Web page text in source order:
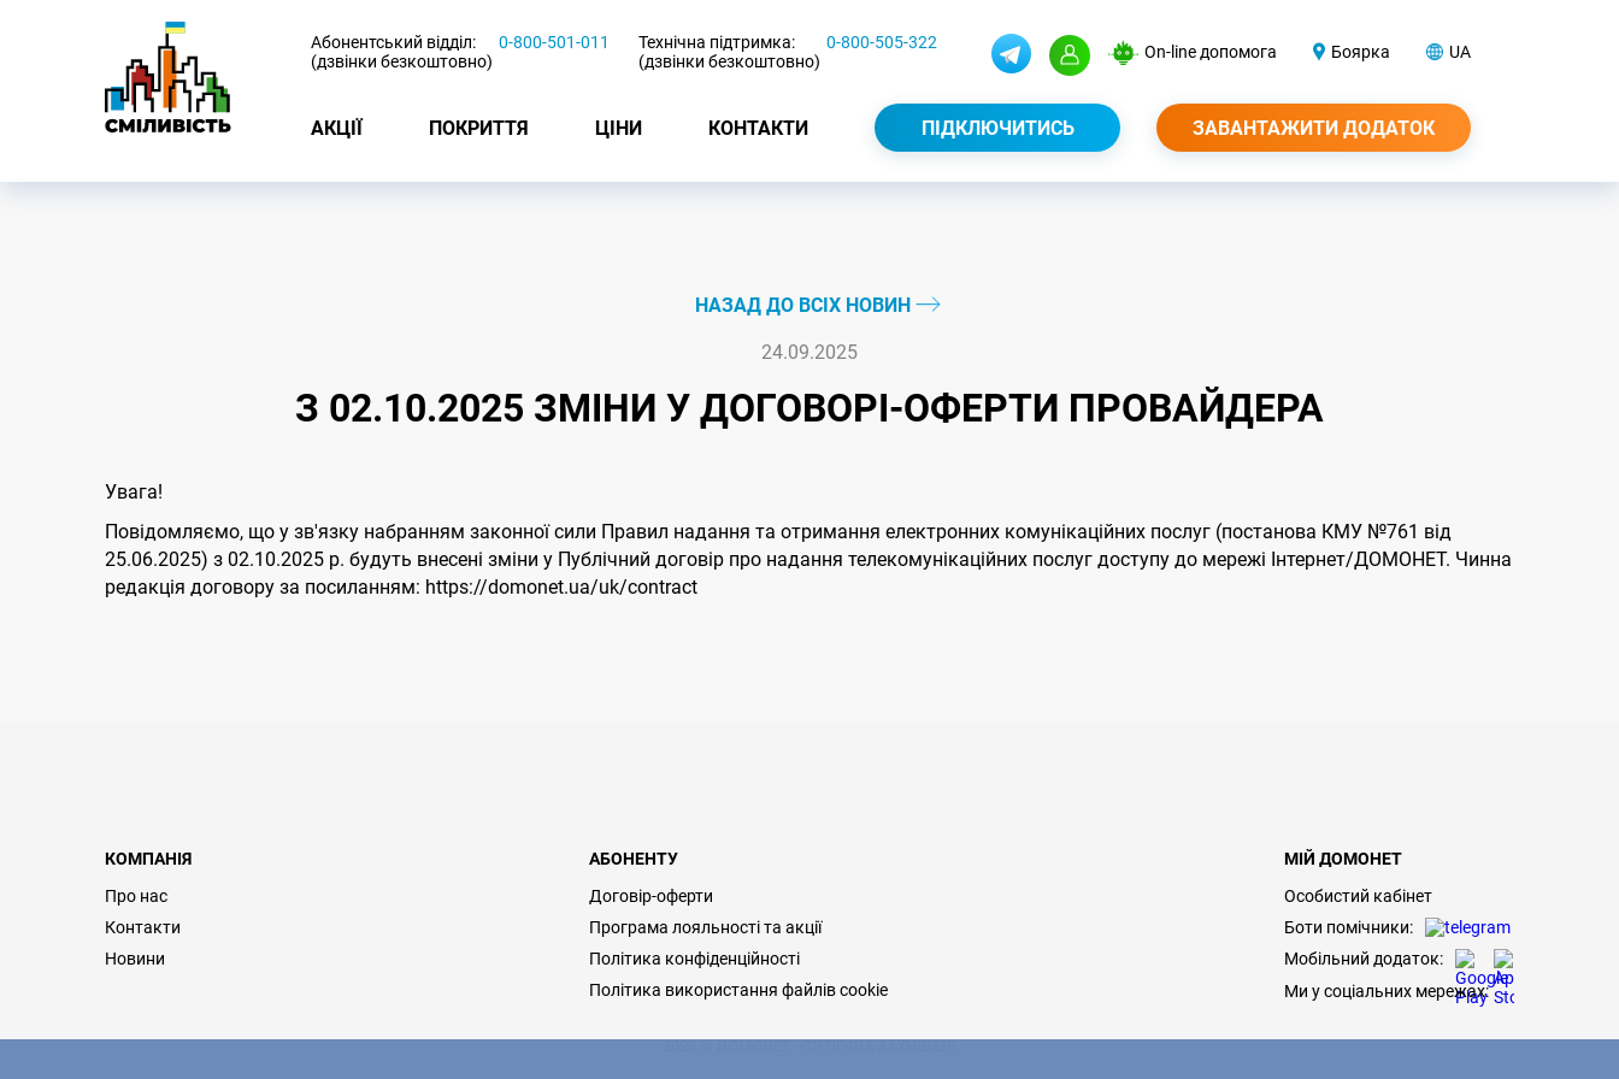
Абонентський відділ:
(дзвінки безкоштовно)
0-800-501-011
Технічна підтримка:
(дзвінки безкоштовно)
0-800-505-322 On-line допомога Боярка UA
АКЦІЇ ПОКРИТТЯ ЦІНИ КОНТАКТИ ПІДКЛЮЧИТИСЬ ЗАВАНТАЖИТИ ДОДАТОК
НАЗАД ДО ВСІХ НОВИН
24.09.2025
З 02.10.2025 ЗМІНИ У ДОГОВОРІ-ОФЕРТИ ПРОВАЙДЕРА
Увага!
Повідомляємо, що у зв'язку набранням законної сили Правил надання та отримання електронних комунікаційних послуг (постанова КМУ №761 від
25.06.2025) з 02.10.2025 р. будуть внесені зміни у Публічний договір про надання телекомунікаційних послуг доступу до мережі Інтернет/ДОМОНЕТ. Чинна
редакція договору за посиланням: https://domonet.ua/uk/contract
КОМПАНІЯ
Про нас
Контакти
Новини
АБОНЕНТУ
Договір-оферти
Програма лояльності та акції
Політика конфіденційності
Політика використання файлів cookie
МІЙ ДОМОНЕТ
Особистий кабінет
Боти помічники:
Мобільний додаток:
Ми у соціальних мережах: